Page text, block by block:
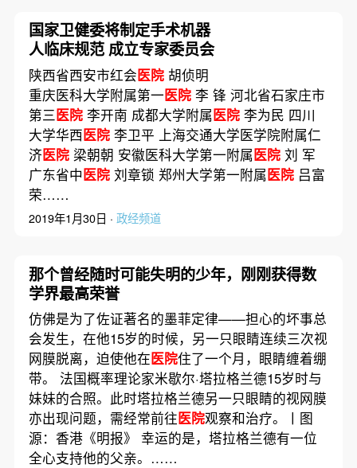
国家卫健委将制定手术机器
人临床规范 成立专家委员会
陕西省西安市红会医院胡侦明
重庆医科大学附属第一医院李 锋 河北省石家庄市
第三医院李开南 成都大学附属医院李为民 四川
大学华西医院李卫平 上海交通大学医学院附属仁
济医院梁朝朝 安徽医科大学第一附属医院刘 军
广东省中医院刘章锁 郑州大学第一附属医院吕富
荣……
2019年1月30日 · 政经频道
那个曾经随时可能失明的少年，刚刚获得数
学界最高荣誉
仿佛是为了佐证著名的墨菲定律——担心的坏事总
会发生，在他15岁的时候，另一只眼睛连续三次视
网膜脱离，迫使他在医院住了一个月，眼睛缠着绷
带。 法国概率理论家米歇尔·塔拉格兰德15岁时与
妹妹的合照。此时塔拉格兰德另一只眼睛的视网膜
亦出现问题，需经常前往医院观察和治疗。丨图
源：香港《明报》 幸运的是，塔拉格兰德有一位
全心支持他的父亲。……